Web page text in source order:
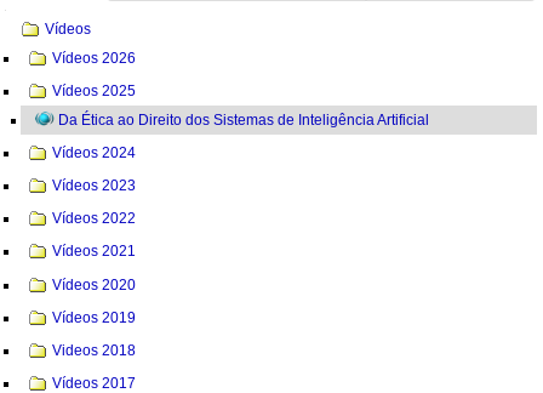
Navegação
Vídeos
Vídeos 2026
Vídeos 2025
Da Ética ao Direito dos Sistemas de Inteligência Artificial
Vídeos 2024
Vídeos 2023
Vídeos 2022
Vídeos 2021
Vídeos 2020
Vídeos 2019
Videos 2018
Vídeos 2017